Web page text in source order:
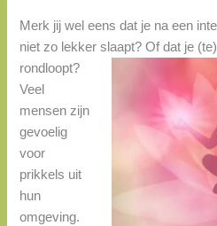
Merk jij wel eens dat je na een
niet zo lekker slaapt? Of dat je
rondloopt?
Veel
mensen zijn
gevoelig
voor
prikkels uit
hun
omgeving.